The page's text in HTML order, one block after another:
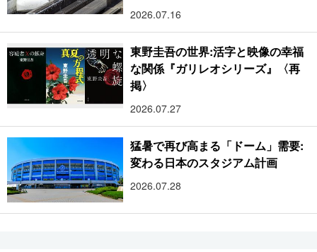
2026.07.16
東野圭吾の世界:活字と映像の幸福
な関係『ガリレオシリーズ』〈再
掲〉
2026.07.27
猛暑で再び高まる「ドーム」需要:
変わる日本のスタジアム計画
2026.07.28